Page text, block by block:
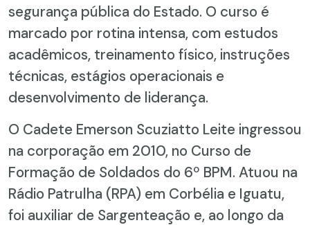
segurança pública do Estado. O curso é
marcado por rotina intensa, com estudos
acadêmicos, treinamento físico, instruções
técnicas, estágios operacionais e
desenvolvimento de liderança.
O Cadete Emerson Scuziatto Leite ingressou
na corporação em 2010, no Curso de
Formação de Soldados do 6º BPM. Atuou na
Rádio Patrulha (RPA) em Corbélia e Iguatu,
foi auxiliar de Sargenteação e, ao longo da